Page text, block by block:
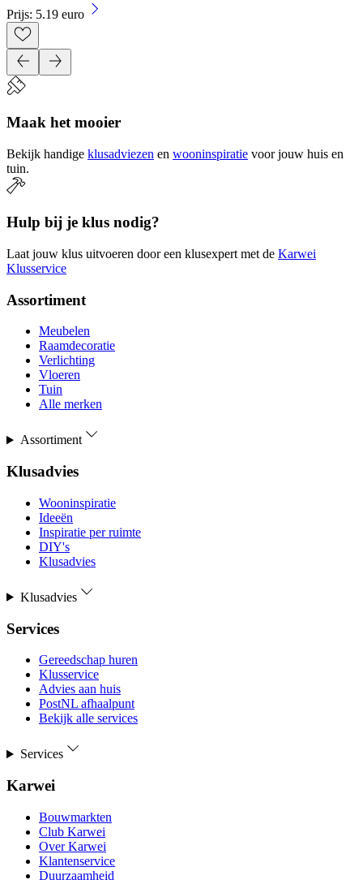
Prijs: 5.19 euro
Maak het mooier
Bekijk handige klusadviezen en wooninspiratie voor jouw huis en
tuin.
Hulp bij je klus nodig?
Laat jouw klus uitvoeren door een klusexpert met de Karwei
Klusservice
Assortiment
Meubelen
Raamdecoratie
Verlichting
Vloeren
Tuin
Alle merken
Assortiment
Klusadvies
Wooninspiratie
Ideeën
Inspiratie per ruimte
DIY's
Klusadvies
Klusadvies
Services
Gereedschap huren
Klusservice
Advies aan huis
PostNL afhaalpunt
Bekijk alle services
Services
Karwei
Bouwmarkten
Club Karwei
Over Karwei
Klantenservice
Duurzaamheid